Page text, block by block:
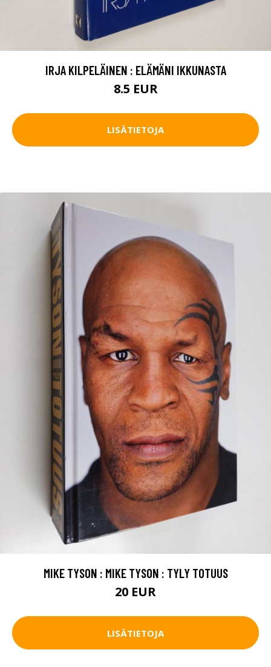
IRJA KILPELÄINEN : ELÄMÄNI IKKUNASTA
8.5 EUR
LISÄTIETOJA
MIKE TYSON : MIKE TYSON : TYLY TOTUUS
20 EUR
LISÄTIETOJA